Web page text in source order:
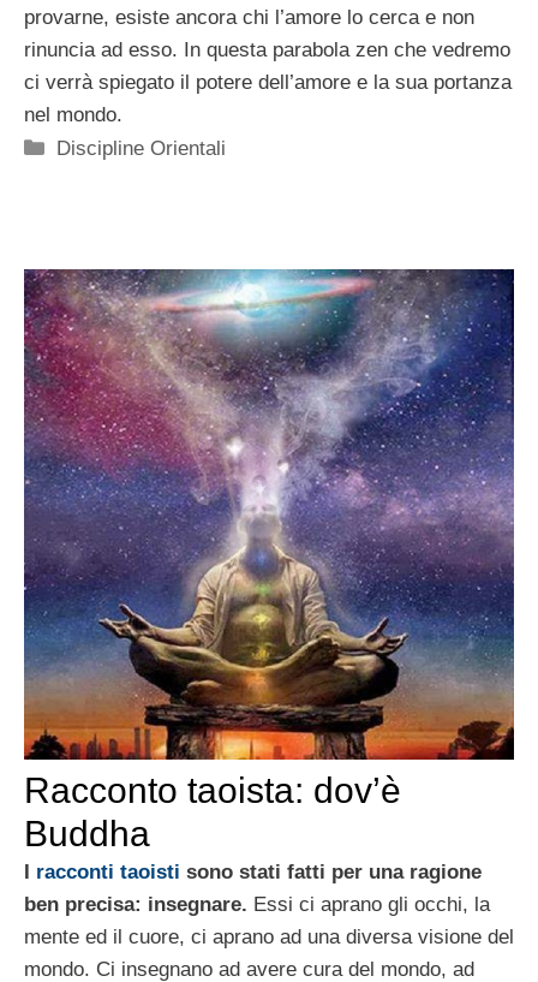
provarne, esiste ancora chi l’amore lo cerca e non
rinuncia ad esso. In questa parabola zen che vedremo
ci verrà spiegato il potere dell’amore e la sua portanza
nel mondo.
Categorie
Discipline Orientali
Racconto taoista: dov’è
Buddha
I racconti taoisti sono stati fatti per una ragione
ben precisa: insegnare. Essi ci aprano gli occhi, la
mente ed il cuore, ci aprano ad una diversa visione del
mondo. Ci insegnano ad avere cura del mondo, ad